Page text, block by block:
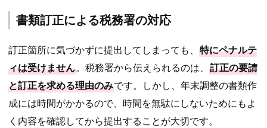
書類訂正による税務署の対応
訂正箇所に気づかずに提出してしまっても、 特にペナルテ
ィは受けません。税務署から伝えられるのは、 訂正の要請
と訂正を求める理由のみです。しかし、年末調整の書類作
成には時間がかかるので、時間を無駄にしないためにもよ
く内容を確認してから提出することが大切です。